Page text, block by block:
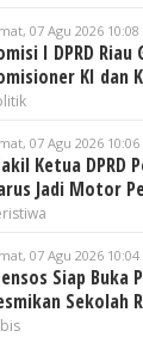
07 Agu 2026 10:08
I DPRD Riau
KI dan
07 Agu 2026 10:06
Ketua DPRD
Jadi Motor
07 Agu 2026 10:04
Siap Buka
Sekolah